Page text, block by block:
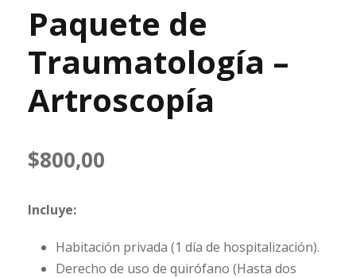
Paquete de
Traumatología –
Artroscopía
$800,00
Incluye:
Habitación privada (1 día de hospitalización).
Derecho de uso de quirófano (Hasta dos